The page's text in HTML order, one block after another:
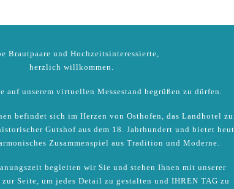
Brautpaare und Hochzeitsinteressierte,
herzlich willkommen.
auf unserem virtuellen Messestand begrüßen zu dürfen.
befindet sich im Herzen von Osthofen, das Landhotel
Gutshof aus dem 18. Jahrhundert und bietet
Zusammenspiel aus Tradition und Moderne.
begleiten wir Sie und stehen Ihnen mit unserer
Seite, um jedes Detail zu gestalten und IHREN TAG zu